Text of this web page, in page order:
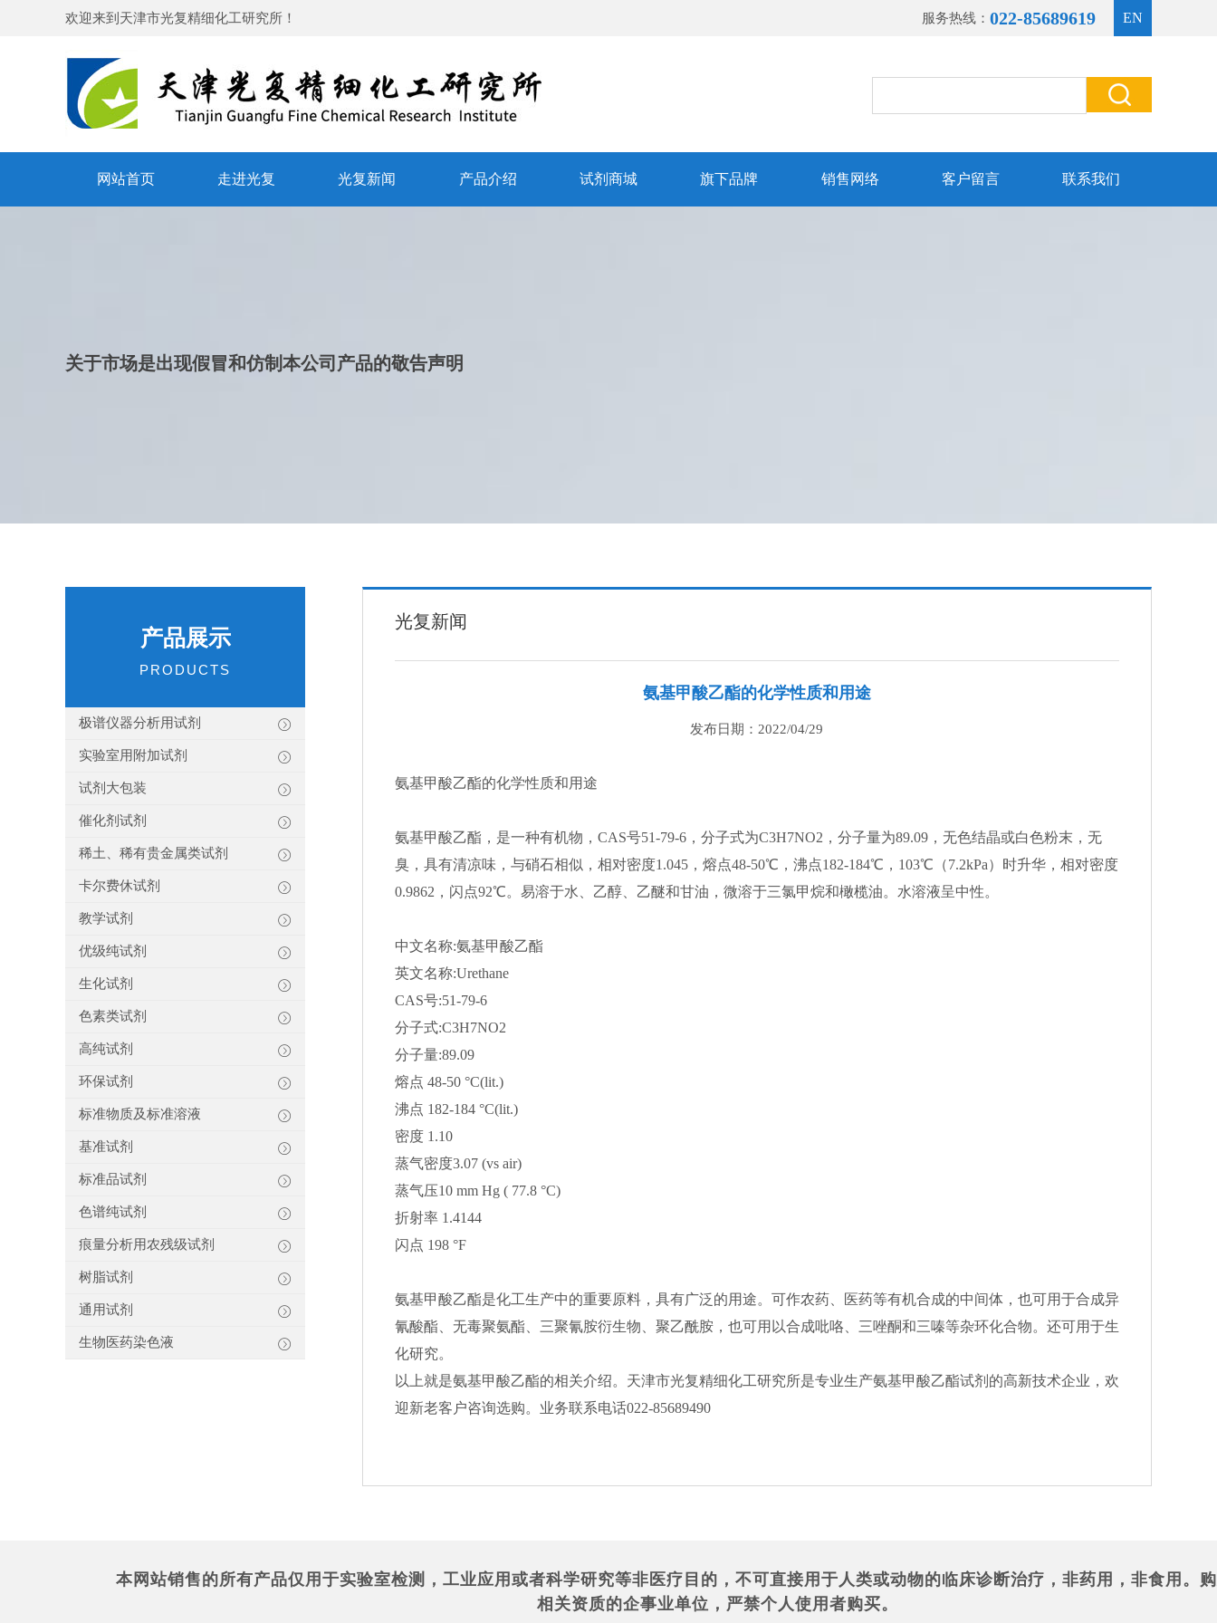
欢迎来到 天津市光复精细化工研究所 ！ 服务热线： 022-85689619 EN
网站首页 走进光复 光复新闻 产品介绍 试剂商城 旗下品牌 销售网络 客户留言 联系我们
关于市场是出现假冒和仿制本公司产品的敬告声明
产品展示
PRODUCTS
极谱仪器分析用试剂
实验室用附加试剂
试剂大包装
催化剂试剂
稀土、稀有贵金属类试剂
卡尔费休试剂
教学试剂
优级纯试剂
生化试剂
色素类试剂
高纯试剂
环保试剂
标准物质及标准溶液
基准试剂
标准品试剂
色谱纯试剂
痕量分析用农残级试剂
树脂试剂
通用试剂
生物医药染色液
光复新闻
氨基甲酸乙酯的化学性质和用途
发布日期：2022/04/29
氨基甲酸乙酯的化学性质和用途
氨基甲酸乙酯，是一种有机物，CAS号51-79-6，分子式为C3H7NO2，分子量为89.09，无色结晶或白色粉末，无
臭，具有清凉味，与硝石相似，相对密度1.045，熔点48-50℃，沸点182-184℃，103℃（7.2kPa）时升华，相对密度
0.9862，闪点92℃。易溶于水、乙醇、乙醚和甘油，微溶于三氯甲烷和橄榄油。水溶液呈中性。
中文名称:氨基甲酸乙酯
英文名称:Urethane
CAS号:51-79-6
分子式:C3H7NO2
分子量:89.09
熔点 48-50 °C(lit.)
沸点 182-184 °C(lit.)
密度 1.10
蒸气密度3.07 (vs air)
蒸气压10 mm Hg ( 77.8 °C)
折射率 1.4144
闪点 198 °F
氨基甲酸乙酯是化工生产中的重要原料，具有广泛的用途。可作农药、医药等有机合成的中间体，也可用于合成异
氰酸酯、无毒聚氨酯、三聚氰胺衍生物、聚乙酰胺，也可用以合成吡咯、三唑酮和三嗪等杂环化合物。还可用于生
化研究。
以上就是氨基甲酸乙酯的相关介绍。天津市光复精细化工研究所是专业生产氨基甲酸乙酯试剂的高新技术企业，欢
迎新老客户咨询选购。业务联系电话022-85689490
本网站销售的所有产品仅用于实验室检测，工业应用或者科学研究等非医疗目的，不可直接用于人类或动物的临床诊断治疗，非药用，非食用。
相关资质的企事业单位，严禁个人使用者购买。